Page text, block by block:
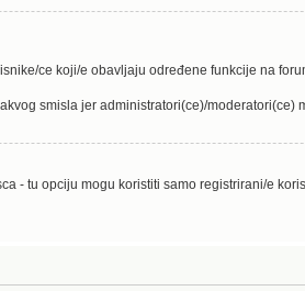
ce koji/e obavljaju određene funkcije na
smisla jer administratori(ce)/moderatori(ce)
tu opciju mogu koristiti samo registrirani/e